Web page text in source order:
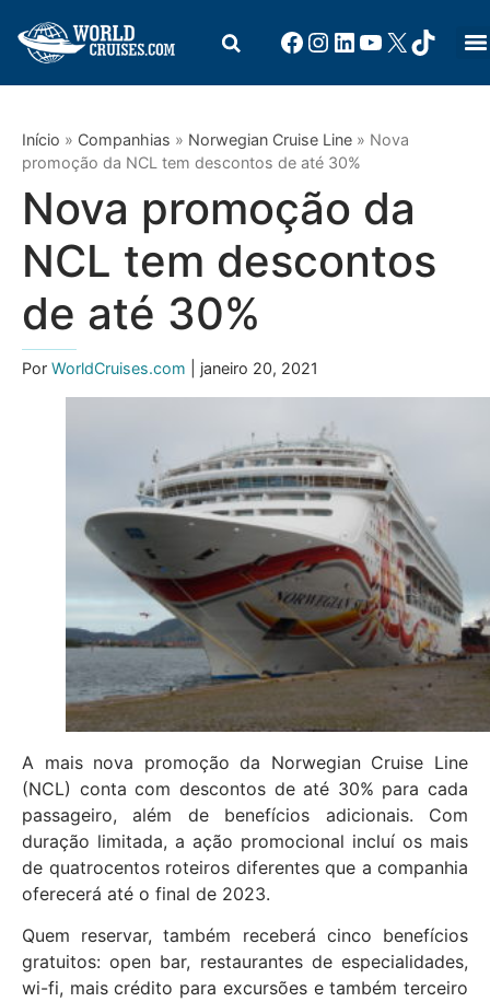
Início » Companhias » Norwegian Cruise Line » Nova
promoção da NCL tem descontos de até 30%
Nova promoção da
NCL tem descontos
de até 30%
Por WorldCruises.com | janeiro 20, 2021
A mais nova promoção da Norwegian Cruise Line
(NCL) conta com descontos de até 30% para cada
passageiro, além de benefícios adicionais. Com
duração limitada, a ação promocional incluí os mais
de quatrocentos roteiros diferentes que a companhia
oferecerá até o final de 2023.
Quem reservar, também receberá cinco benefícios
gratuitos: open bar, restaurantes de especialidades,
wi-fi, mais crédito para excursões e também terceiro